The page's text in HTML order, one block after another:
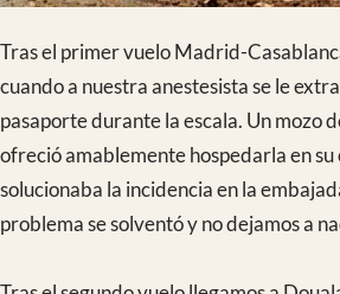
A mitad de camino paramos en nuestra frutería
hacer compras y nos divirtió mucho el hecho de que un
frutero africano pidió matrimonio a la Dra Aragonés.
declinó amablemente y pudimos completar la semana
bajas.
nos encontramos que el Autoclave (esterilizadora de
algunas cirugías.